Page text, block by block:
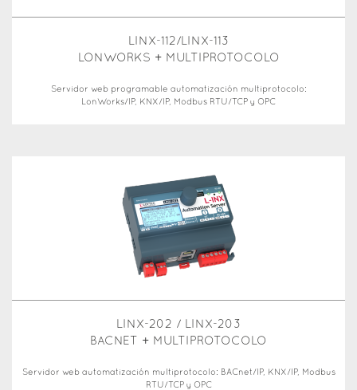
LINX-112/LINX-113
LONWORKS + MULTIPROTOCOLO
Servidor web programable automatización multiprotocolo:
LonWorks/IP, KNX/IP, Modbus RTU/TCP y OPC
LINX-202 / LINX-203
BACNET + MULTIPROTOCOLO
Servidor web automatización multiprotocolo: BACnet/IP, KNX/IP, Modbus
RTU/TCP y OPC